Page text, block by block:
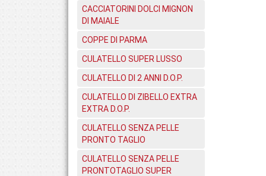
CACCIATORINI DOLCI MIGNON
DI MAIALE
COPPE DI PARMA
CULATELLO SUPER LUSSO
CULATELLO DI 2 ANNI D.O.P.
CULATELLO DI ZIBELLO EXTRA
EXTRA D.O.P.
CULATELLO SENZA PELLE
PRONTO TAGLIO
CULATELLO SENZA PELLE
PRONTOTAGLIO SUPER